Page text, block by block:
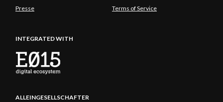
Presse Terms of Service
INTEGRATED WITH
ALLEINGESELLSCHAFTER